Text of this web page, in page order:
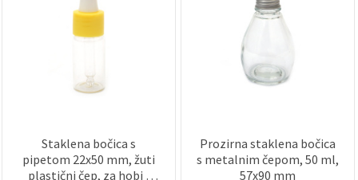
Staklena bočica s
pipetom 22x50 mm, žuti
plastični čep, za hobi i
Prozirna staklena bočica
s metalnim čepom, 50 ml,
57x90 mm